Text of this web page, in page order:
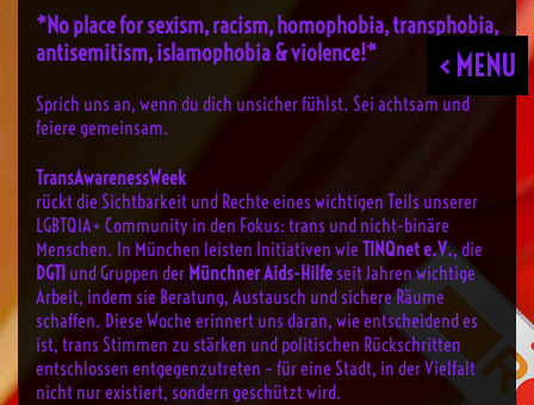
< MENU
*No place for sexism, racism, homophobia, transphobia,
antisemitism, islamophobia & violence!*
Sprich uns an, wenn du dich unsicher fühlst. Sei achtsam und
feiere gemeinsam.
TransAwarenessWeek
rückt die Sichtbarkeit und Rechte eines wichtigen Teils unserer
LGBTQIA+ Community in den Fokus: trans und nicht-binäre
Menschen. In München leisten Initiativen wie TINQnet e.V., die
DGTI und Gruppen der Münchner Aids-Hilfe seit Jahren wichtige
Arbeit, indem sie Beratung, Austausch und sichere Räume
schaffen. Diese Woche erinnert uns daran, wie entscheidend es
ist, trans Stimmen zu stärken und politischen Rückschritten
entschlossen entgegenzutreten – für eine Stadt, in der Vielfalt
nicht nur existiert, sondern geschützt wird.